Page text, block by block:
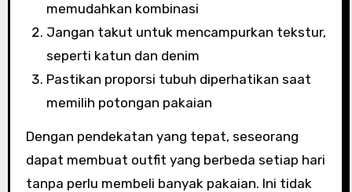
memudahkan kombinasi
Jangan takut untuk mencampurkan tekstur,
seperti katun dan denim
Pastikan proporsi tubuh diperhatikan saat
memilih potongan pakaian
Dengan pendekatan yang tepat, seseorang
dapat membuat outfit yang berbeda setiap hari
tanpa perlu membeli banyak pakaian. Ini tidak